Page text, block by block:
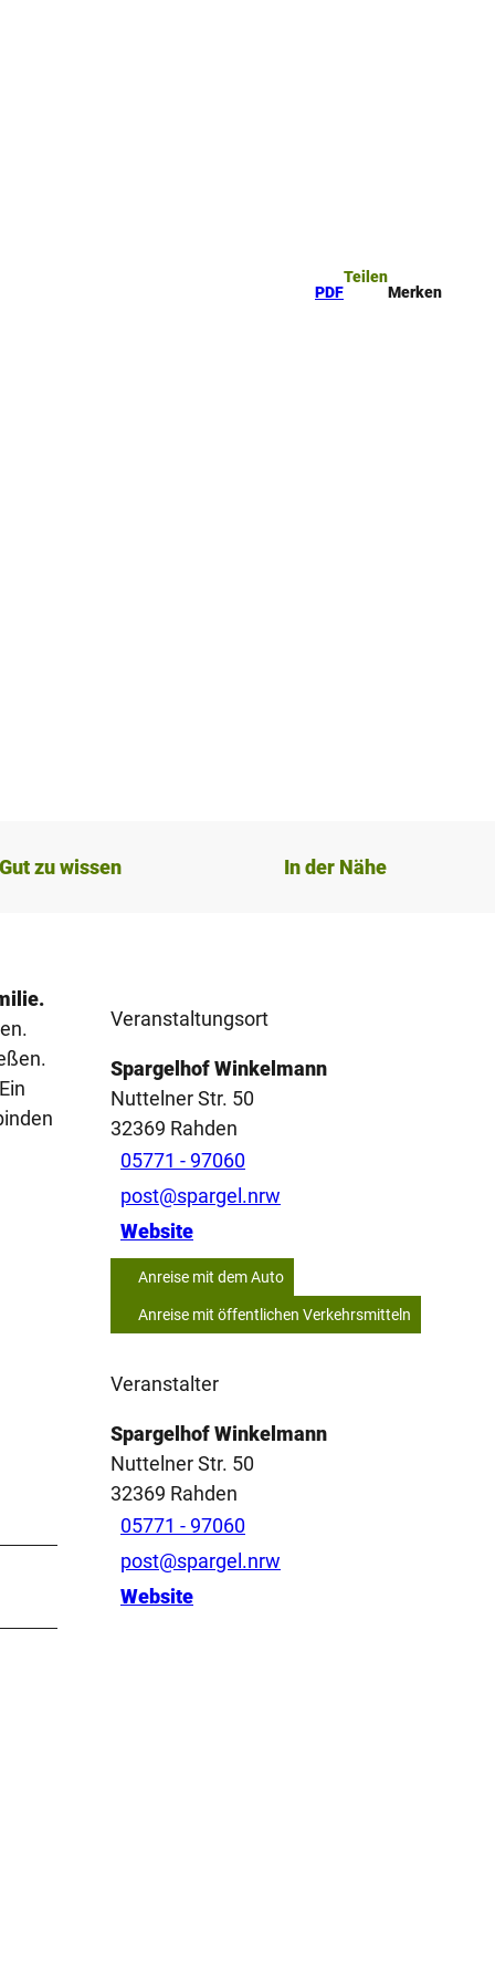
PDF
Teilen
Merken
Gut zu wissen In der Nähe
Veranstaltungsort
Spargelhof Winkelmann
Nuttelner Str. 50
32369 Rahden
05771 - 97060
post@spargel.nrw
Website
Anreise mit dem Auto
Anreise mit öffentlichen Verkehrsmitteln
Veranstalter
Spargelhof Winkelmann
Nuttelner Str. 50
32369 Rahden
05771 - 97060
post@spargel.nrw
Website